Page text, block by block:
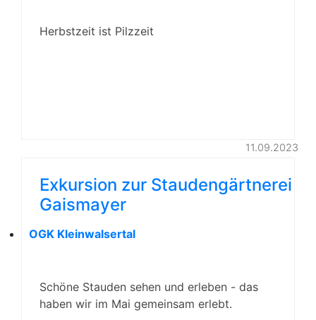
Herbstzeit ist Pilzzeit
11.09.2023
Exkursion zur Staudengärtnerei
Gaismayer
OGK Kleinwalsertal
Schöne Stauden sehen und erleben - das
haben wir im Mai gemeinsam erlebt.